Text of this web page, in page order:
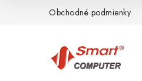
Obchodné podmienky